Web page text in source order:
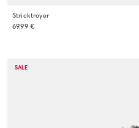
Stricktroyer
69.99 €
SALE